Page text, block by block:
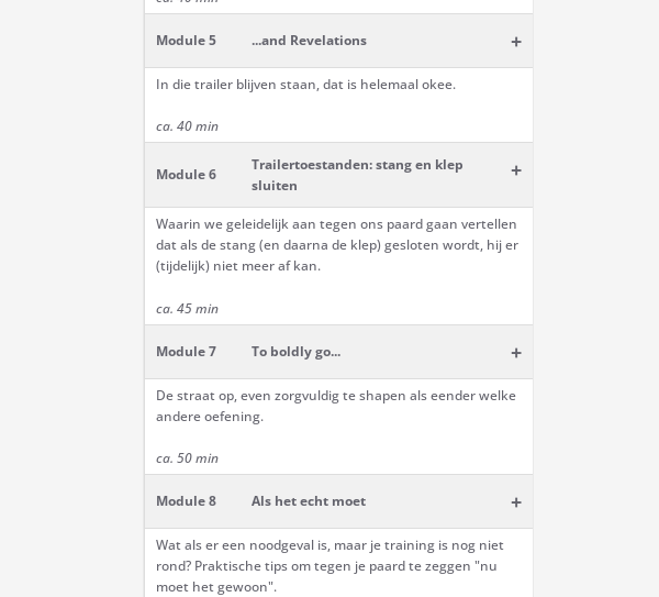
Module 5 ...and Revelations +
In die trailer blijven staan, dat is helemaal okee.
ca. 40 min
Module 6
Trailertoestanden: stang en klep
sluiten
+
Waarin we geleidelijk aan tegen ons paard gaan vertellen
dat als de stang (en daarna de klep) gesloten wordt, hij er
(tijdelijk) niet meer af kan.
ca. 45 min
Module 7 To boldly go... +
De straat op, even zorgvuldig te shapen als eender welke
andere oefening.
ca. 50 min
Module 8 Als het echt moet +
Wat als er een noodgeval is, maar je training is nog niet
rond? Praktische tips om tegen je paard te zeggen "nu
moet het gewoon".